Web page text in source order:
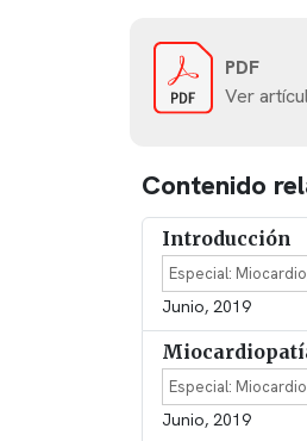
PDF
Ver
Contenido
Introducción
Especial:
Junio, 2019
Especial:
Junio, 2019